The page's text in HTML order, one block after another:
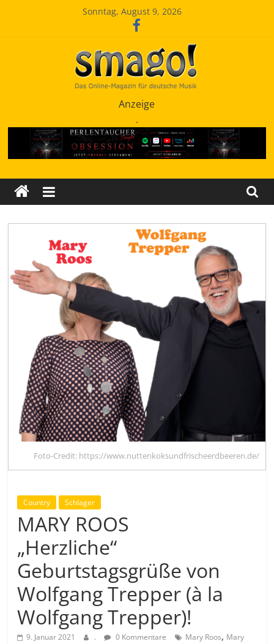
Sonntag, August 9, 2026
SchlagerMAGazinOnline
Anzeige
.
Foto-Credit: https://www.nuttenkoksundfrischeerdbeeren.de/
Country Schlager
MARY ROOS
„Herzliche“
Geburtstagsgrüße von
Wolfgang Trepper (à la
Wolfgang Trepper)!
9. Januar 2021 . 0 Kommentare Mary Roos, Mary